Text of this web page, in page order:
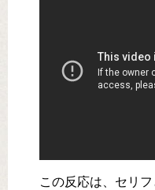
この反応は、セリ